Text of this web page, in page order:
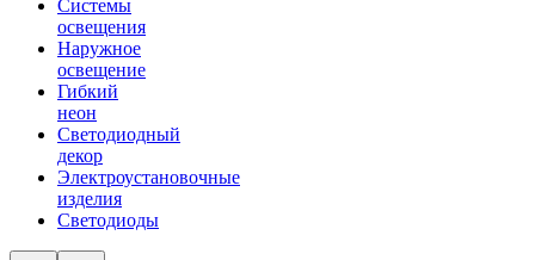
Системы
освещения
Наружное
освещение
Гибкий
неон
Светодиодный
декор
Электроустановочные
изделия
Светодиоды